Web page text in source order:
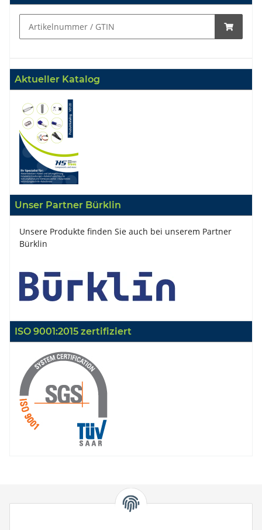
Aktueller Katalog
Unser Partner Bürklin
Unsere Produkte finden Sie auch bei unserem Partner
Bürklin
ISO 9001:2015 zertifiziert